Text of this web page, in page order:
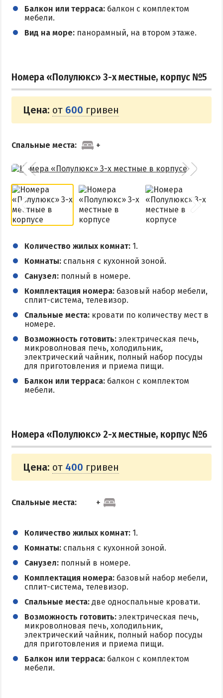
Балкон или терраса: балкон с комплектом
мебели.
Вид на море: панорамный, на втором этаже.
Номера «Полулюкс» 3-х местные, корпус №5
Цена: от 600 гривен
Спальные места:
Количество жилых комнат: 1.
Комнаты: спальня с кухонной зоной.
Санузел: полный в номере.
Комплектация номера: базовый набор мебели,
сплит-система, телевизор.
Спальные места: кровати по количеству мест в
номере.
Возможность готовить: электрическая печь,
микроволновая печь, холодильник,
электрический чайник, полный набор посуды
для приготовления и приема пищи.
Балкон или терраса: балкон с комплектом
мебели.
Номера «Полулюкс» 2-х местные, корпус №6
Цена: от 400 гривен
Спальные места:
Количество жилых комнат: 1.
Комнаты: спальня с кухонной зоной.
Санузел: полный в номере.
Комплектация номера: базовый набор мебели,
сплит-система, телевизор.
Спальные места: две односпальные кровати.
Возможность готовить: электрическая печь,
микроволновая печь, холодильник,
электрический чайник, полный набор посуды
для приготовления и приема пищи.
Балкон или терраса: балкон с комплектом
мебели.